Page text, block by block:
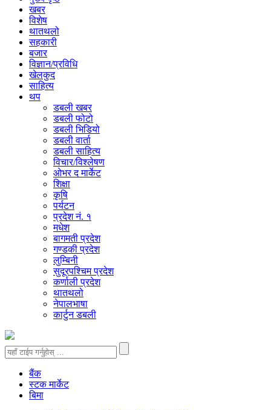
खबर
विशेष
थातथलो
सहकारी
बजार
विज्ञान/प्रविधि
खेलकुद
साहित्य
थप
डबली खबर
डबली फोटो
डबली भिडियो
डबली वार्ता
डबली साहित्य
विचार/विश्‍लेषण
ओभर द मार्केट
शिक्षा
कृषि
पर्यटन
प्रदेश नं. १
मधेश
बागमती प्रदेश
गण्डकी प्रदेश
लुम्बिनी
सुदूरपश्चिम प्रदेश
कर्णाली प्रदेश
थातथलो
नेपालभाषा
कार्टुन डबली
बैंक
स्टक मार्केट
बिमा